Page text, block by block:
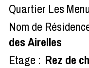
Quartier Les
Nom de
des Airelles
Etage : Rez de